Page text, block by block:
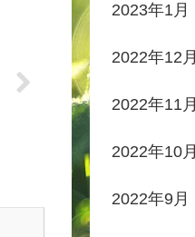
2023年1月
2022年12月
2022年11月
2022年10月
2022年9月